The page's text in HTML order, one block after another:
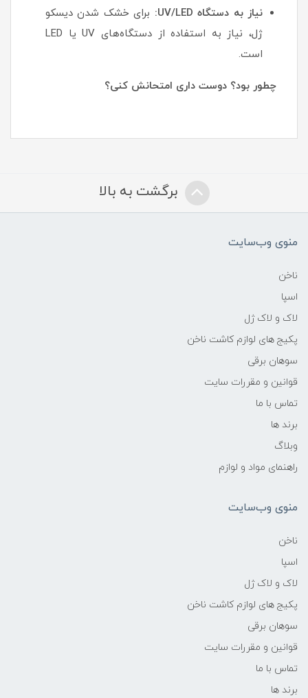
نیاز به دستگاه UV/LED:
برای خشک شدن دیسکو
ژل، نیاز به استفاده از دستگاه‌های UV یا LED
است.
چطور بود؟ دوست داری امتحانش کنی؟
برگشت به بالا
منوی وب‌سایت
ناخن
اسپا
لاک و لاک ژل
پکیج های لوازم کاشت ناخن
سوهان برقی
قوانین و مقررات سایت
تماس با ما
برند ها
وبلاگ
راهنمای مواد و لوازم
منوی وب‌سایت
ناخن
اسپا
لاک و لاک ژل
پکیج های لوازم کاشت ناخن
سوهان برقی
قوانین و مقررات سایت
تماس با ما
برند ها